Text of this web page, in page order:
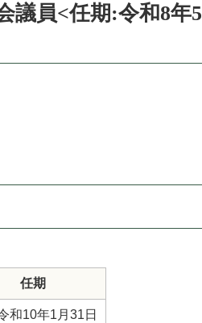
議員<任期:令和8年5
任期
和10年1月31日